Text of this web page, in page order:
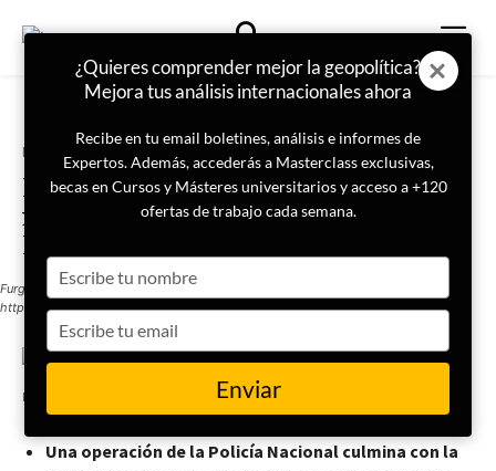
Portada
La Policía Nacional detiene a un
narcotraficante buscado en toda
Europa
Furgón UIP perteneciente al Cuerpo Nacional de Policía de España / Disponible en
https://www.flickr.com/photos/elentir/9604929342
Una operación de la Policía Nacional culmina con la
¿Quieres comprender mejor la geopolítica?
Mejora tus análisis internacionales ahora
Recibe en tu email boletines, análisis e informes de
Expertos. Además, accederás a Masterclass exclusivas,
becas en Cursos y Másteres universitarios y acceso a +120
ofertas de trabajo cada semana.
your
name
your
email
Enviar